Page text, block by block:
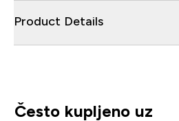
Product Details
Često kupljeno uz